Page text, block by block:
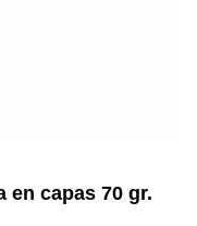
en capas 70 gr.